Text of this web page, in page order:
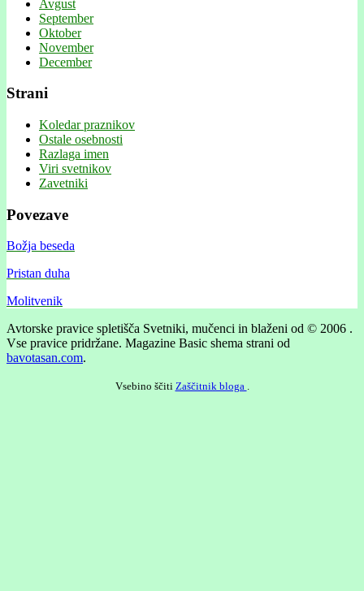
Avgust
September
Oktober
November
December
Strani
Koledar praznikov
Ostale osebnosti
Razlaga imen
Viri svetnikov
Zavetniki
Povezave
Božja beseda
Pristan duha
Molitvenik
Avtorske pravice spletišča Svetniki, mučenci in blaženi od © 2006 .
Vse pravice pridržane. Magazine Basic shema strani od
bavotasan.com.
Vsebino ščiti Zaščitnik bloga .